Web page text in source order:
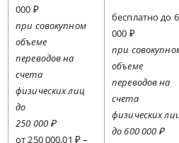
000 ₽
при совокупном
объеме
переводов на
счета
физических лиц
до
250 000 ₽
от 250 000,01 ₽ –
бесплатно до
000 ₽
при
объеме
переводов на
счета
физических
до 600 000 ₽